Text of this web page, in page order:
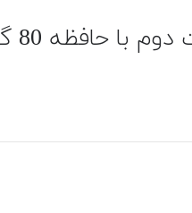
80 گیگابایت